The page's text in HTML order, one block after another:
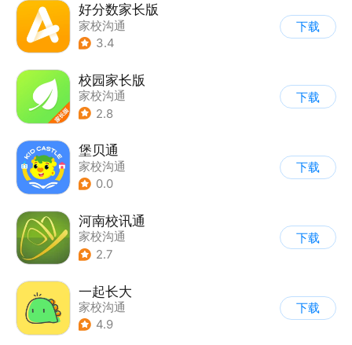
好分数家长版
家校沟通
3.4
下载
校园家长版
家校沟通
2.8
下载
堡贝通
家校沟通
0.0
下载
河南校讯通
家校沟通
2.7
下载
一起长大
家校沟通
4.9
下载